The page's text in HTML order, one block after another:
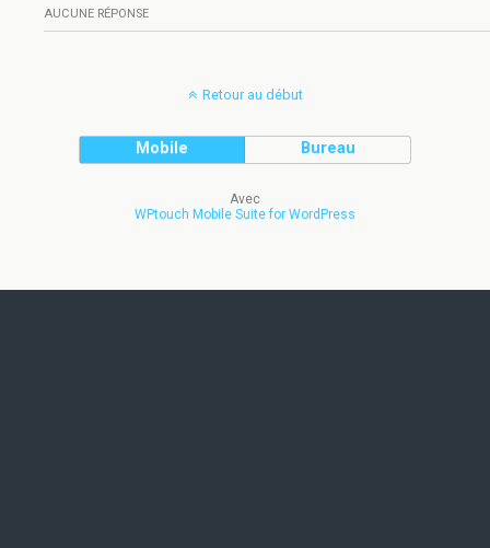
AUCUNE RÉPONSE
Retour au début
Mobile Bureau
Avec
WPtouch Mobile Suite for WordPress